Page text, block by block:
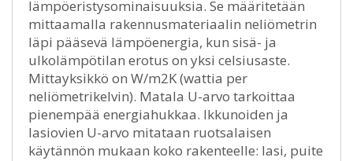
lämpöeristysominaisuuksia. Se määritetään
mittaamalla rakennusmateriaalin neliömetrin
läpi pääsevä lämpöenergia, kun sisä- ja
ulkolämpötilan erotus on yksi celsiusaste.
Mittayksikkö on W/m2K (wattia per
neliömetrikelvin). Matala U-arvo tarkoittaa
pienempää energiahukkaa. Ikkunoiden ja
lasiovien U-arvo mitataan ruotsalaisen
käytännön mukaan koko rakenteelle: lasi, puite